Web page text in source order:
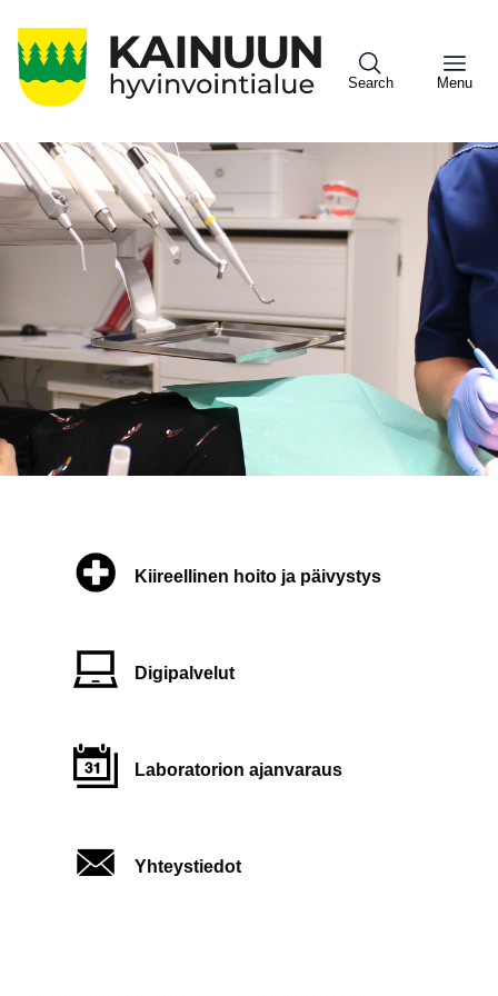
pääsisältöön
Search Menu
Sote
Menu
Asiakkaille
Kiireellinen hoito ja päivystys
Digipalvelut
Laboratorion ajanvaraus
Yhteystiedot